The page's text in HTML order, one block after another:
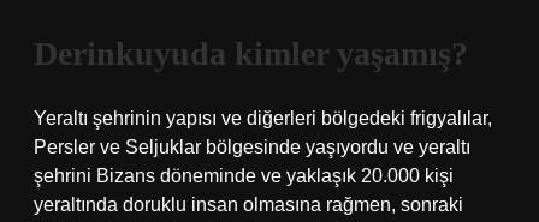
Derinkuyuda kimler yaşamış?
Yeraltı şehrinin yapısı ve diğerleri bölgedeki frigyalılar,
Persler ve Seljuklar bölgesinde yaşıyordu ve yeraltı
şehrini Bizans döneminde ve yaklaşık 20.000 kişi
yeraltında doruklu insan olmasına rağmen, sonraki